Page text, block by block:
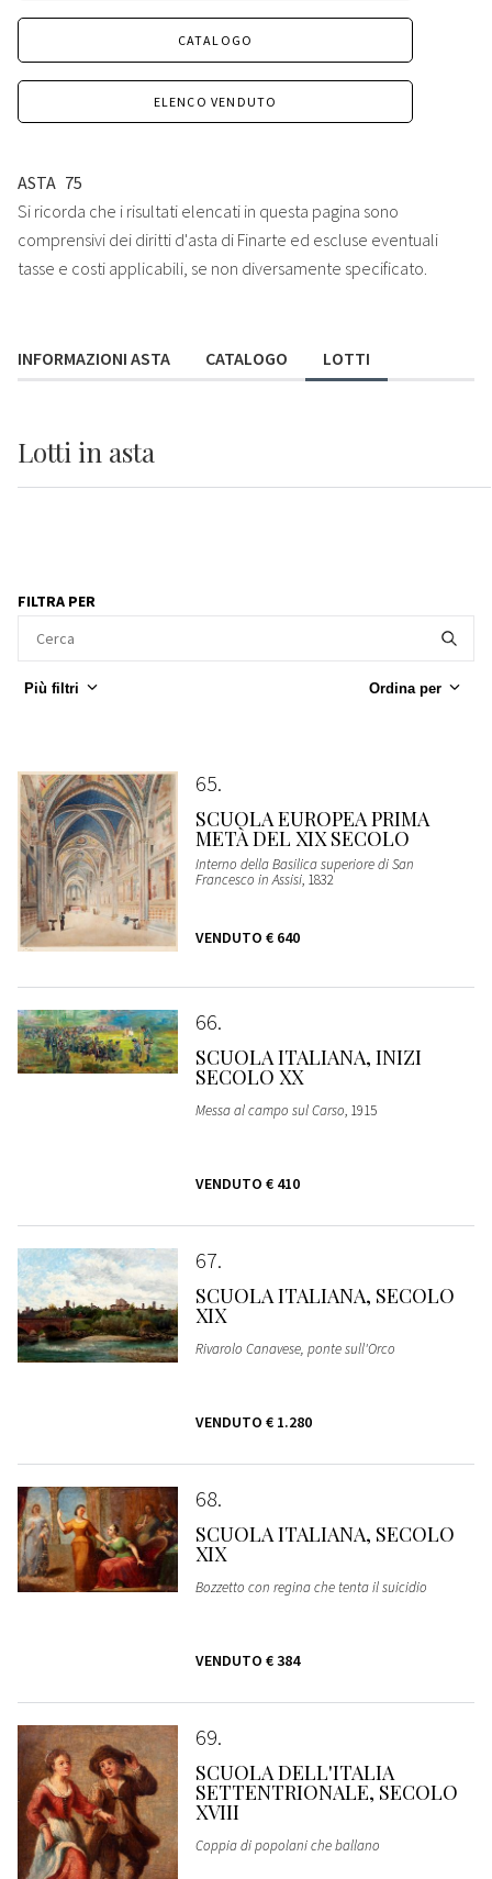
CATALOGO
ELENCO VENDUTO
ASTA 75
Si ricorda che i risultati elencati in questa pagina sono
comprensivi dei diritti d'asta di Finarte ed escluse eventuali
tasse e costi applicabili, se non diversamente specificato.
INFORMAZIONI ASTA CATALOGO LOTTI
Lotti in asta
FILTRA PER
Più filtri Ordina per
65
SCUOLA EUROPEA PRIMA
METÀ DEL XIX SECOLO
Interno della Basilica superiore di San
Francesco in Assisi, 1832
VENDUTO € 640
66
SCUOLA ITALIANA, INIZI
SECOLO XX
Messa al campo sul Carso, 1915
VENDUTO € 410
67
SCUOLA ITALIANA, SECOLO
XIX
Rivarolo Canavese, ponte sull'Orco
VENDUTO € 1.280
68
SCUOLA ITALIANA, SECOLO
XIX
Bozzetto con regina che tenta il suicidio
VENDUTO € 384
69
SCUOLA DELL'ITALIA
SETTENTRIONALE, SECOLO
XVIII
Coppia di popolani che ballano